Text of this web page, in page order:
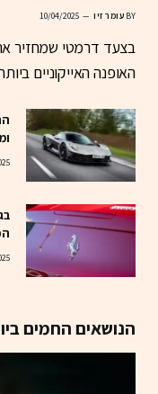
BY עומר זיו 10/04/2025
בצעד דרמטי שמחזיר
האופנה האייקוניים
הנושאים החמים